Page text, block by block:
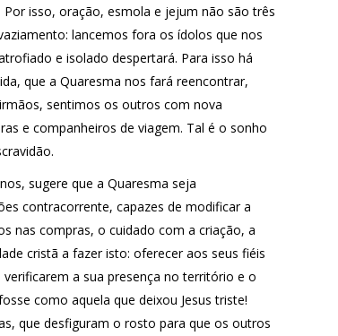
isso, oração, esmola e jejum não são três
lancemos fora os ídolos que nos
e isolado despertará. Para isso há
que a Quaresma nos fará reencontrar,
sentimos os outros com nova
e companheiros de viagem. Tal é o sonho
sugere que a Quaresma seja
contracorrente, capazes de modificar a
nas compras, o cuidado com a criação, a
cristã a fazer isto: oferecer aos seus fiéis
a sua presença no território e o
como aquela que deixou Jesus triste!
que desfiguram o rosto para que os outros